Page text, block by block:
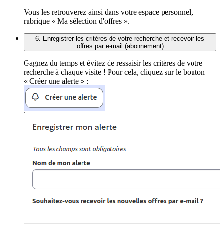
Vous les retrouverez ainsi dans votre espace personnel,
rubrique « Ma sélection d'offres ».
6. Enregistrer les critères de votre recherche et recevoir les
offres par e-mail (abonnement)
Gagnez du temps et évitez de ressaisir les critères de votre
recherche à chaque visite ! Pour cela, cliquez sur le bouton
« Créer une alerte » :